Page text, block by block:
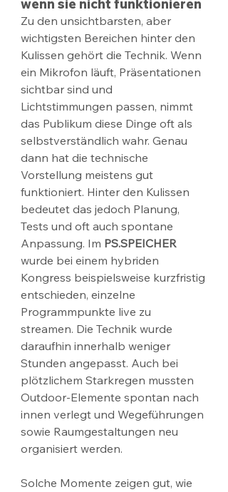
wenn sie nicht funktionieren
Zu den unsichtbarsten, aber
wichtigsten Bereichen hinter den
Kulissen gehört die Technik. Wenn
ein Mikrofon läuft, Präsentationen
sichtbar sind und
Lichtstimmungen passen, nimmt
das Publikum diese Dinge oft als
selbstverständlich wahr. Genau
dann hat die technische
Vorstellung meistens gut
funktioniert. Hinter den Kulissen
bedeutet das jedoch Planung,
Tests und oft auch spontane
Anpassung. Im PS.SPEICHER
wurde bei einem hybriden
Kongress beispielsweise kurzfristig
entschieden, einzelne
Programmpunkte live zu
streamen. Die Technik wurde
daraufhin innerhalb weniger
Stunden angepasst. Auch bei
plötzlichem Starkregen mussten
Outdoor-Elemente spontan nach
innen verlegt und Wegeführungen
sowie Raumgestaltungen neu
organisiert werden.
Solche Momente zeigen gut, wie